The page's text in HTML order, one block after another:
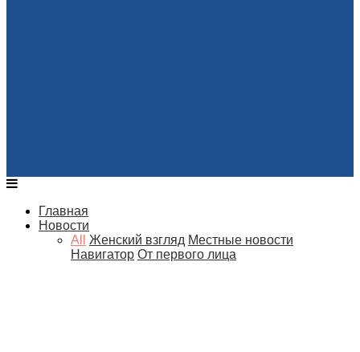
Главная
Новости
All
Женский взгляд Местные новости
Навигатор От первого лица